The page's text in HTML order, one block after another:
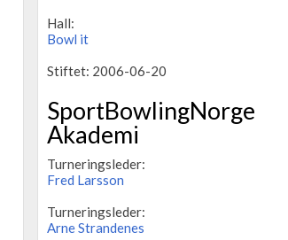
Hall:
Bowl it
Stiftet: 2006-06-20
SportBowlingNorge
Akademi
Turneringsleder:
Fred Larsson
Turneringsleder:
Arne Strandenes